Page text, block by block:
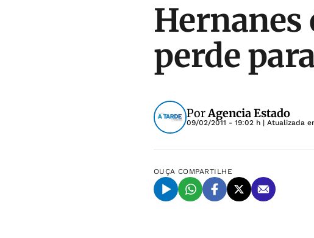
Hernanes
perde
PorAgencia Estado
09/02/2011 - 19:02 h | Atualizada
OUÇA COMPARTILHE